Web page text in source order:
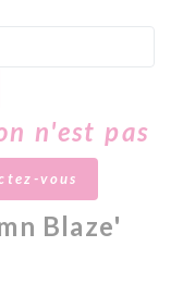
n'est pas
vous
Blaze'